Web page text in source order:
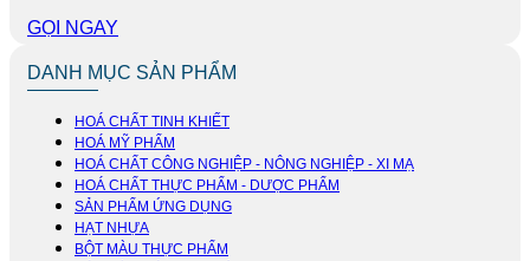
GỌI NGAY
DANH MỤC SẢN PHẨM
HOÁ CHẤT TINH KHIẾT
HOÁ MỸ PHẨM
HOÁ CHẤT CÔNG NGHIỆP - NÔNG NGHIỆP - XI MẠ
HOÁ CHẤT THỰC PHẨM - DƯỢC PHẨM
SẢN PHẨM ỨNG DỤNG
HẠT NHỰA
BỘT MÀU THỰC PHẨM